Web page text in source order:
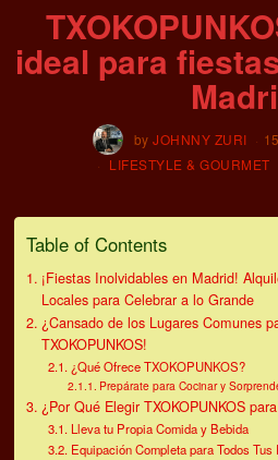
ideal para
byJOHNNY ZURI
LIFESTYLE & GOURMET
Table of Contents
¡Fiestas Inolvidables en Madrid!
Locales para Celebrar a lo Grande
¿Cansado de los Lugares Comunes
TXOKOPUNKOS!
¿Qué Ofrece TXOKOPUNKOS?
Prepárate para Cocinar y
¿Por Qué Elegir TXOKOPUNKOS
Lleva tu Propia Comida y Bebida
Equipación Completa para Todos Tus